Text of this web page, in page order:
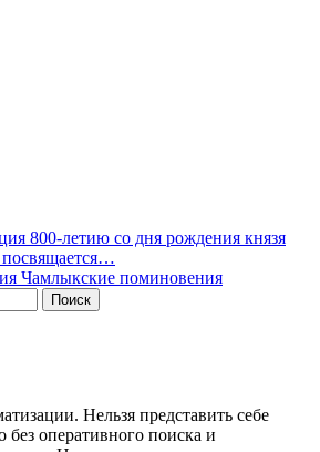
800-летию со дня рождения князя
посвящается…
Чамлыкские поминовения
Нельзя представить себе
без оперативного поиска и